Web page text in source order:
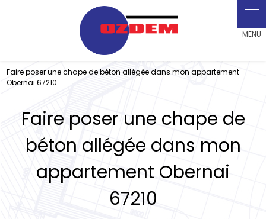
Faire poser une chape de béton allégée dans mon appartement
Obernai 67210
Faire poser une chape de
béton allégée dans mon
appartement Obernai
67210
Panneau de gestion des cookies